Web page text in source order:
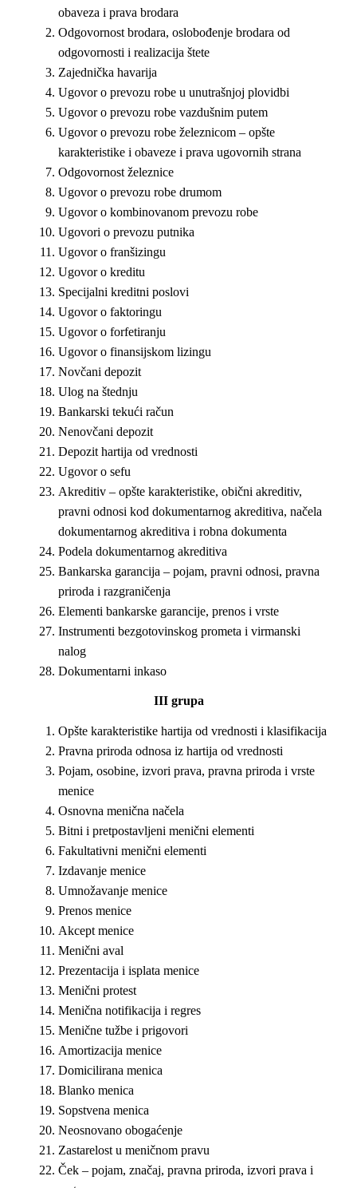
obaveza i prava brodara
Odgovornost brodara, oslobođenje brodara od
odgovornosti i realizacija štete
Zajednička havarija
Ugovor o prevozu robe u unutrašnjoj plovidbi
Ugovor o prevozu robe vazdušnim putem
Ugovor o prevozu robe železnicom – opšte
karakteristike i obaveze i prava ugovornih strana
Odgovornost železnice
Ugovor o prevozu robe drumom
Ugovor o kombinovanom prevozu robe
Ugovori o prevozu putnika
Ugovor o franšizingu
Ugovor o kreditu
Specijalni kreditni poslovi
Ugovor o faktoringu
Ugovor o forfetiranju
Ugovor o finansijskom lizingu
Novčani depozit
Ulog na štednju
Bankarski tekući račun
Nenovčani depozit
Depozit hartija od vrednosti
Ugovor o sefu
Akreditiv – opšte karakteristike, obični akreditiv,
pravni odnosi kod dokumentarnog akreditiva, načela
dokumentarnog akreditiva i robna dokumenta
Podela dokumentarnog akreditiva
Bankarska garancija – pojam, pravni odnosi, pravna
priroda i razgraničenja
Elementi bankarske garancije, prenos i vrste
Instrumenti bezgotovinskog prometa i virmanski
nalog
Dokumentarni inkaso
III grupa
Opšte karakteristike hartija od vrednosti i klasifikacija
Pravna priroda odnosa iz hartija od vrednosti
Pojam, osobine, izvori prava, pravna priroda i vrste
menice
Osnovna menična načela
Bitni i pretpostavlјeni menični elementi
Fakultativni menični elementi
Izdavanje menice
Umnožavanje menice
Prenos menice
Akcept menice
Menični aval
Prezentacija i isplata menice
Menični protest
Menična notifikacija i regres
Menične tužbe i prigovori
Amortizacija menice
Domicilirana menica
Blanko menica
Sopstvena menica
Neosnovano obogaćenje
Zastarelost u meničnom pravu
Ček – pojam, značaj, pravna priroda, izvori prava i